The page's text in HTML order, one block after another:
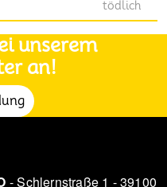
tödlich
unserem
an!
- Schlernstraße 1 - 39100